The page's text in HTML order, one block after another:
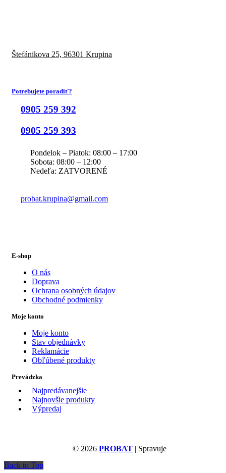
Štefánikova 25, 96301 Krupina
Potrebujete poradiť?
0905 259 392
0905 259 393
Pondelok – Piatok: 08:00 – 17:00
Sobota: 08:00 – 12:00
Nedeľa: ZATVORENÉ
probat.krupina@gmail.com
E-shop
O nás
Doprava
Ochrana osobných údajov
Obchodné podmienky
Moje konto
Moje konto
Stav objednávky
Reklamácie
Obľúbené produkty
Prevádzka
Najpredávanejšie
Najnovšie produkty
Výpredaj
© 2026 PROBAT | Spravuje
Back to Top